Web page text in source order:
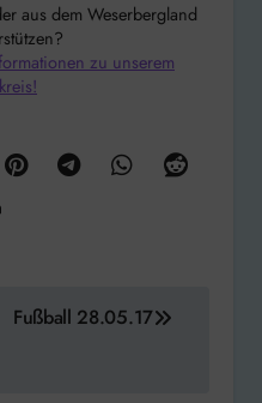
aus dem Weserbergland
zu unserem
Fußball 28.05.17